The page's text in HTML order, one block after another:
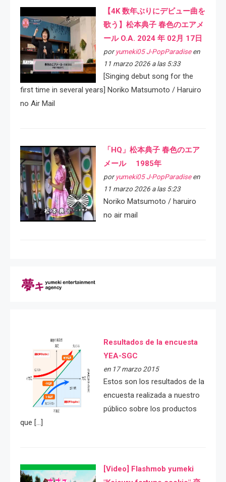
【4K 数年ぶりにデビュー曲を
歌う】松本典子 春色のエアメ
ール O.A. 2024 年 02月 17日
por yumeki05 J-PopParadiseen
11 marzo 2026 a las 5:33
[Singing debut song for the
first time in several years] Noriko Matsumoto / Haruiro
no Air Mail
「HQ」松本典子 春色のエア
メール 1985年
por yumeki05 J-PopParadiseen
11 marzo 2026 a las 5:23
Noriko Matsumoto / haruiro
no air mail
Resultados de la encuesta
YEA-SGC
en 17 marzo 2015
Estos son los resultados de la
encuesta realizada a nuestro
público sobre los productos
que […]
[Video] Flashmob yumeki